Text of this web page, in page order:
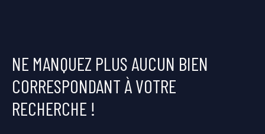
NE MANQUEZ PLUS AUCUN BIEN
CORRESPONDANT À VOTRE
RECHERCHE !